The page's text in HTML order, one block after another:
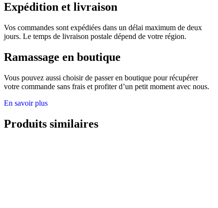
Expédition et livraison
Vos commandes sont expédiées dans un délai maximum de deux
jours. Le temps de livraison postale dépend de votre région.
Ramassage en boutique
Vous pouvez aussi choisir de passer en boutique pour récupérer
votre commande sans frais et profiter d’un petit moment avec nous.
En savoir plus
Produits similaires